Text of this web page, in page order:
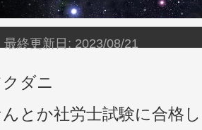
最終更新日: 2023/08/21
ダニ
とか社労士試験に合格